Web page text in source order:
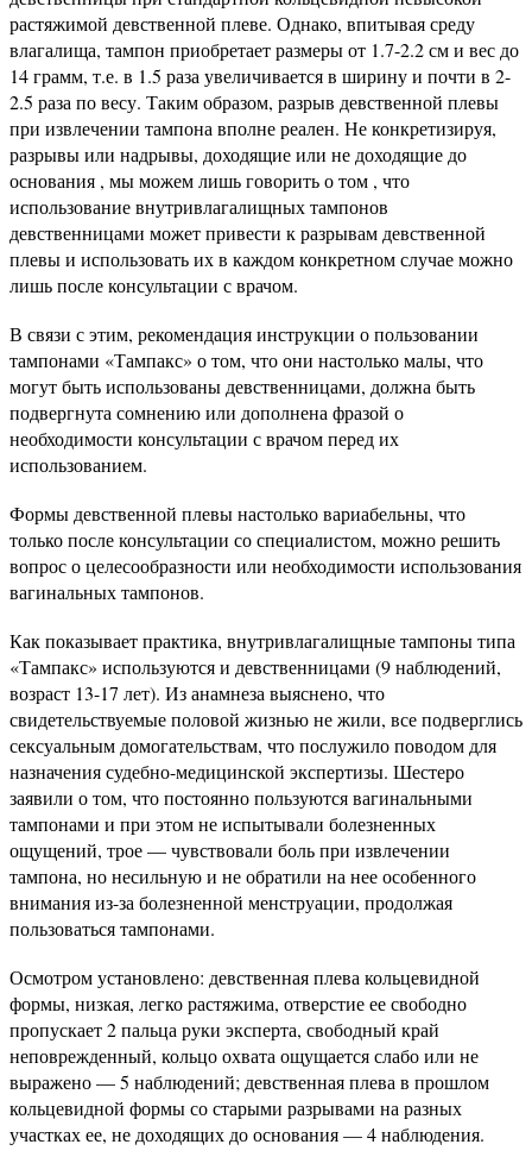
растяжимой девственной плеве. Однако, впитывая среду
влагалища, тампон приобретает размеры от 1.7-2.2 см и вес до
14 грамм, т.е. в 1.5 раза увеличивается в ширину и почти в 2-
2.5 раза по весу. Таким образом, разрыв девственной плевы
при извлечении тампона вполне реален. Не конкретизируя,
разрывы или надрывы, доходящие или не доходящие до
основания , мы можем лишь говорить о том , что
использование внутривлагалищных тампонов
девственницами может привести к разрывам девственной
плевы и использовать их в каждом конкретном случае можно
лишь после консультации с врачом.
В связи с этим, рекомендация инструкции о пользовании
тампонами «Тампакс» о том, что они настолько малы, что
могут быть использованы девственницами, должна быть
подвергнута сомнению или дополнена фразой о
необходимости консультации с врачом перед их
использованием.
Формы девственной плевы настолько вариабельны, что
только после консультации со специалистом, можно решить
вопрос о целесообразности или необходимости использования
вагинальных тампонов.
Как показывает практика, внутривлагалищные тампоны типа
«Тампакс» используются и девственницами (9 наблюдений,
возраст 13-17 лет). Из анамнеза выяснено, что
свидетельствуемые половой жизнью не жили, все подверглись
сексуальным домогательствам, что послужило поводом для
назначения судебно-медицинской экспертизы. Шестеро
заявили о том, что постоянно пользуются вагинальными
тампонами и при этом не испытывали болезненных
ощущений, трое — чувствовали боль при извлечении
тампона, но несильную и не обратили на нее особенного
внимания из-за болезненной менструации, продолжая
пользоваться тампонами.
Осмотром установлено: девственная плева кольцевидной
формы, низкая, легко растяжима, отверстие ее свободно
пропускает 2 пальца руки эксперта, свободный край
неповрежденный, кольцо охвата ощущается слабо или не
выражено — 5 наблюдений; девственная плева в прошлом
кольцевидной формы со старыми разрывами на разных
участках ее, не доходящих до основания — 4 наблюдения.